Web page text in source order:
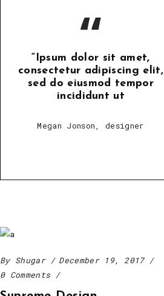
“
“Ipsum dolor sit amet,
consectetur adipiscing elit,
sed do eiusmod tempor
incididunt ut
Megan Jonson, designer
By Shugar
December 19, 2017
0 Comments